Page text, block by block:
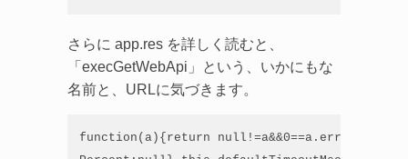
さらに app.res を詳しく読むと、
「execGetWebApi」という、いかにもな
名前と、URLに気づきます。
function(a){return